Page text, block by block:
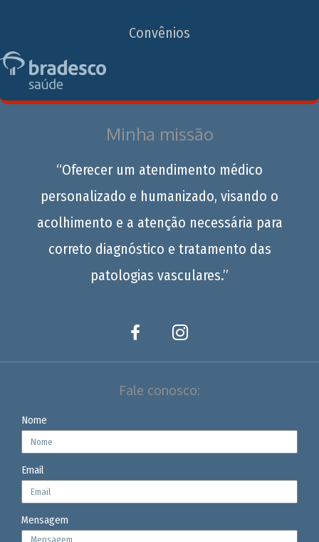
Convênios
Minha missão
“Oferecer um atendimento médico
personalizado e humanizado, visando o
acolhimento e a atenção necessária para
correto diagnóstico e tratamento das
patologias vasculares.”
Fale conosco:
Nome
Email
Mensagem